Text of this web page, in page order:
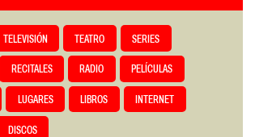
TELEVISIÓN TEATRO SERIES
RECITALES RADIO PELÍCULAS
LUGARES LIBROS INTERNET
DISCOS